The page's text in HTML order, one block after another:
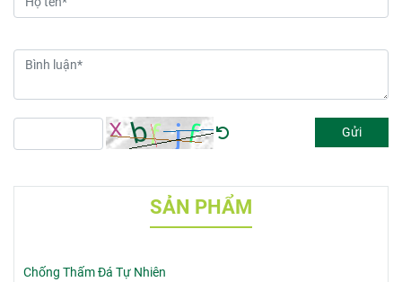
Gửi
SẢN PHẨM
Chống Thấm Đá Tự Nhiên